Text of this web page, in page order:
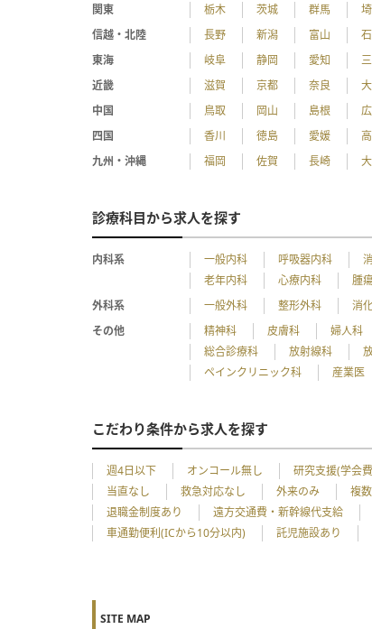
関東
栃木 茨城 群馬
信越・北陸
長野 新潟 富山
東海
岐阜 静岡 愛知
近畿
滋賀 京都 奈良
中国
鳥取 岡山 島根
四国
香川 徳島 愛媛
九州・沖縄
福岡 佐賀 長崎
診療科目から求人を探す
内科系 一般内科 呼吸器内科
老年内科
心療内科 腫
外科系
一般外科 整形外科 消
その他
精神科 皮膚科 婦人科
総合診療科
放射線科
ペインクリニック科
産業医
こだわり条件から求人を探す
週4日以下 オンコール無し 研究支援(学会
当直なし
救急対応なし 外来のみ 複
退職金制度あり
遠方交通費・新幹線代支給
車通勤便利(ICから10分以内)
託児施設あり
SITE MAP